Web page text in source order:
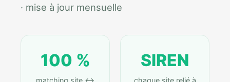
· mise à jour mensuelle
100 %
matching site ↔
SIREN
chaque site relié à